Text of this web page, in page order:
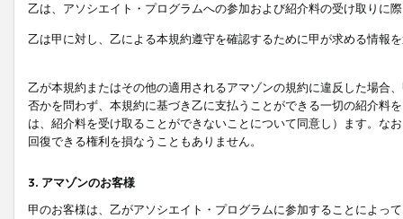
乙は、アソシエイト・プログラムへの参加および紹介料の受け取りに
乙は甲に対し、乙による本規約遵守を確認するために甲が求める情報
乙が本規約またはその他の適用されるアマゾンの規約に違反した場合
否かを問わず、本規約に基づき乙に支払うことができる一切の紹介料
は、紹介料を受け取ることができないことについて同意し）ます。な
回復できる権利を損なうこともありません。
3. アマゾンのお客様
甲のお客様は、乙がアソシエイト・プログラムに参加することによっ